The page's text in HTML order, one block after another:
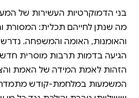
בני הדמוקרטיות העשירות של
מה שנתן לחייהם תכלית: המסורת
והאומנות, האומה והמשפחה.
הגיעה בדמות תרבות מוסרית
הזהות לאמת המידה של האמת
המשמעות במלחמת-קודש מתמדת